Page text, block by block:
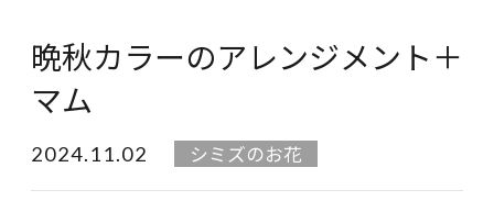
晩秋カラーのアレンジメント＋
マム
2024.11.02 シミズのお花